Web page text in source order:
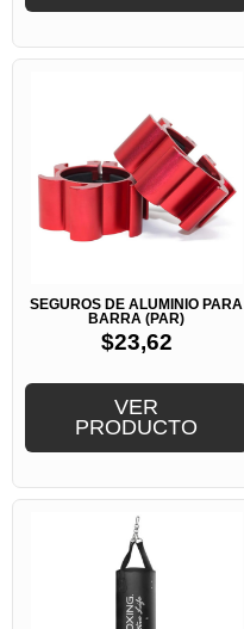
SEGUROS DE ALUMINIO PARA
BARRA (PAR)
$23,62
VER
PRODUCTO